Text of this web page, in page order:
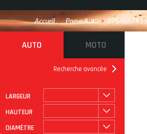
Accueil / Pneus Auto > 175/60
AUTO MOTO
Recherche avancée
LARGEUR
HAUTEUR
DIAMÈTRE